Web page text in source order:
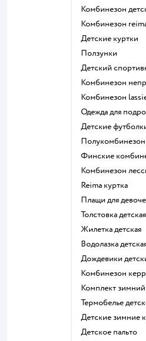
Комбинезон
Комбинезон
Детские куртки
Ползунки
Детский
Комбинезон
Комбинезон
Одежда для
Детские
Финские
Комбинезон
Reima куртка
Плащи для
Толстовка детская
Жилетка детская
Водолазка
Дождевики
Комбинезон
Комплект
Термобелье
Детские зимние
Детское пальто